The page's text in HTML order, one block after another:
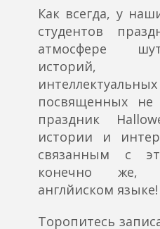
Как всегда, у
студентов
атмосфере
историй,
посвященных не
праздник
истории и
связанным с
конечно же,
англйиском языке!
Торопитесь